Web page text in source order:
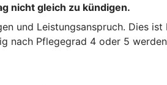
nicht gleich zu kündigen.
und Leistungsanspruch. Dies
Pflegegrad 4 oder 5